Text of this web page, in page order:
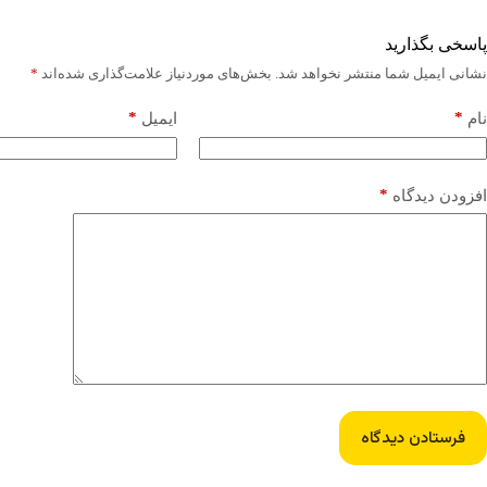
پاسخی بگذارید
نشانی ایمیل شما منتشر نخواهد شد. بخش‌های موردنیاز علامت‌گذاری شده‌اند *
نام * ایمیل *
افزودن دیدگاه *
فرستادن دیدگاه